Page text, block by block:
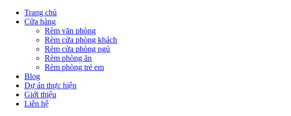
Trang chủ
Cửa hàng
Rèm văn phòng
Rèm cửa phòng khách
Rèm cửa phòng ngủ
Rèm phòng ăn
Rèm phòng trẻ em
Blog
Dự án thực hiện
Giới thiệu
Liên hệ